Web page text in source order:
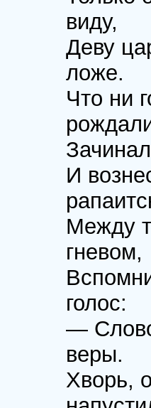
виду,
Деву
ложе.
Что ни
И
Между
гневом,
голос:
—
веры.
Хворь,